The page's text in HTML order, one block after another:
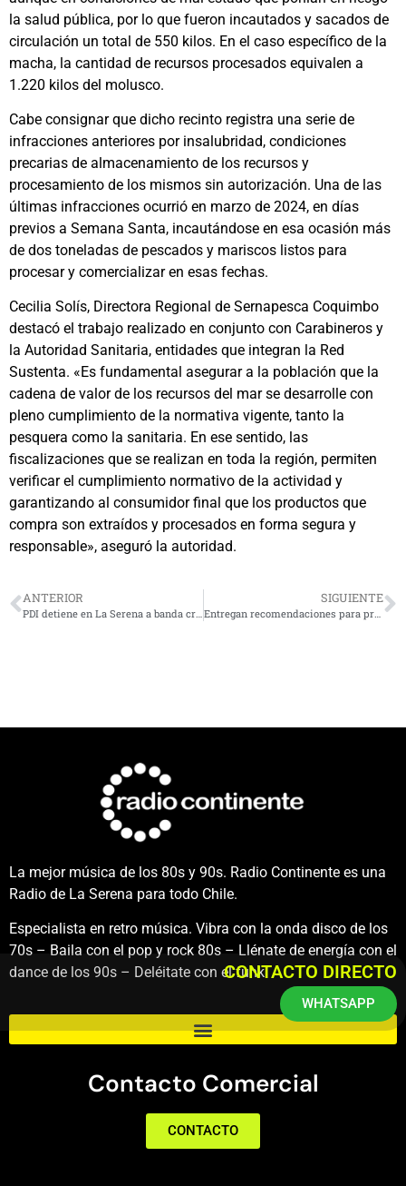
la salud pública, por lo que fueron incautados y sacados de
circulación un total de 550 kilos. En el caso específico de la
macha, la cantidad de recursos procesados equivalen a
1.220 kilos del molusco.
Cabe consignar que dicho recinto registra una serie de
infracciones anteriores por insalubridad, condiciones
precarias de almacenamiento de los recursos y
procesamiento de los mismos sin autorización. Una de las
últimas infracciones ocurrió en marzo de 2024, en días
previos a Semana Santa, incautándose en esa ocasión más
de dos toneladas de pescados y mariscos listos para
procesar y comercializar en esas fechas.
Cecilia Solís, Directora Regional de Sernapesca Coquimbo
destacó el trabajo realizado en conjunto con Carabineros y
la Autoridad Sanitaria, entidades que integran la Red
Sustenta. «Es fundamental asegurar a la población que la
cadena de valor de los recursos del mar se desarrolle con
pleno cumplimiento de la normativa vigente, tanto la
pesquera como la sanitaria. En ese sentido, las
fiscalizaciones que se realizan en toda la región, permiten
verificar el cumplimiento normativo de la actividad y
garantizando al consumidor final que los productos que
compra son extraídos y procesados en forma segura y
responsable», aseguró la autoridad.
ANTERIOR SIGUIENTE
Entregan recomendaciones para prevenir la infección por Listeriosis
La mejor música de los 80s y 90s. Radio Continente es una
Radio de La Serena para todo Chile.
Especialista en retro música. Vibra con la onda disco de los
70s – Baila con el pop y rock 80s – Llénate de energía con el
dance de los 90s – Deléitate con el funk.
Contacto Comercial
CONTACTO
CONTACTO DIRECTO
WHATSAPP